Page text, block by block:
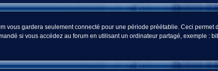
vous gardera seulement connecté pour une période préétablie. Ceci permet
si vous accédez au forum en utilisant un ordinateur partagé, exemple :